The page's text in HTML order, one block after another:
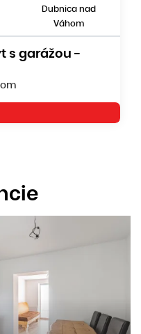
Dubnica nad
Váhom
s garážou -